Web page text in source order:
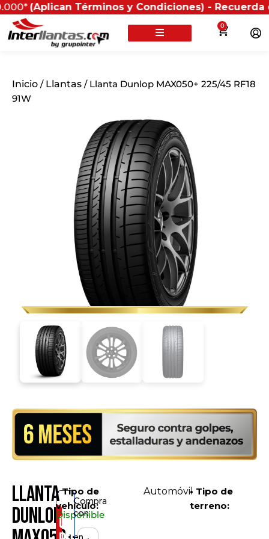
Términos y Condiciones) - Recuerda que
0
Inicio / Llantas / Llanta Dunlop MAX050+ 225/45 RF18
91W
Llanta
DunlopConsíguelo
Disponible
Compra
con
• Tipo de
vehículo:
Automóvil• Tipo de
terreno: